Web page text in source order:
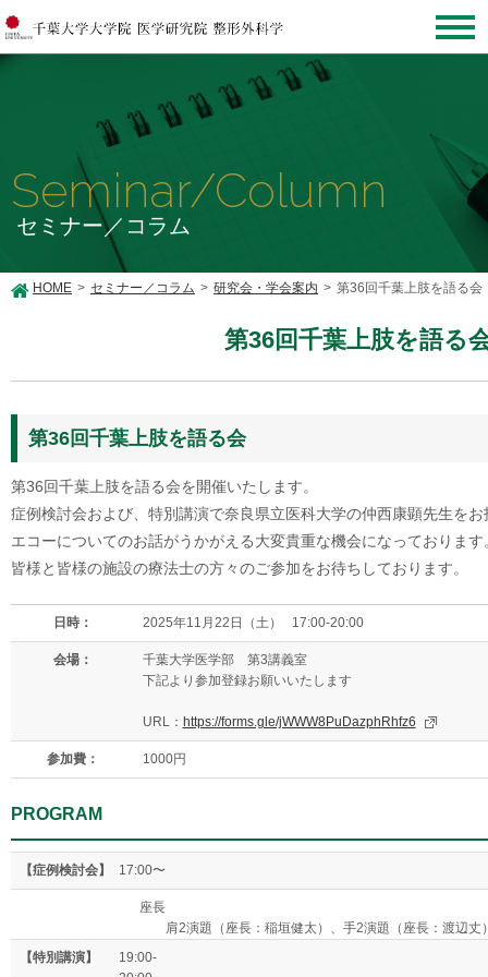
Seminar/Column
セミナー／コラム
HOME セミナー／コラム 研究会・学会案内 第36回千葉上肢を語る会
第36回千葉上肢を語る
第36回千葉上肢を語る会
第36回千葉上肢を語る会を開催いたします。
症例検討会および、特別講演で奈良県立医科大学の仲西康顕先生を
エコーについてのお話がうかがえる大変貴重な機会になっております
皆様と皆様の施設の療法士の方々のご参加をお待ちしております。
日時： 2025年11月22日（土） 17:00-20:00
会場：
千葉大学医学部 第3講義室
下記より参加登録お願いいたします
URL： https://forms.gle/jWWW8PuDazphRhfz6
参加費： 1000円
PROGRAM
【症例検討会】 17:00〜
座長
肩2演題（座長：稲垣健太）、手2演題（座長：渡辺丈
【特別講演】
19:00-